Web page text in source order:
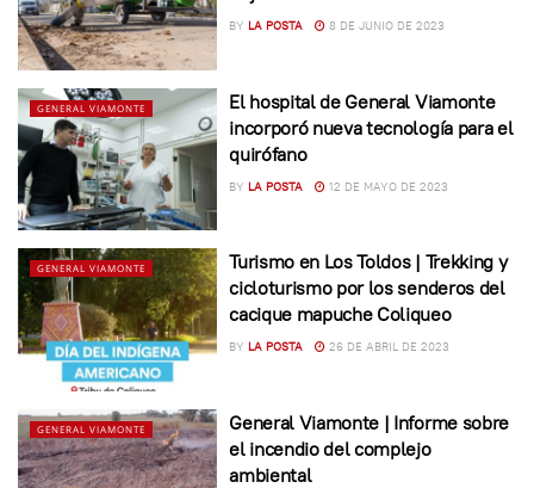
BY LA POSTA 8 DE JUNIO DE 2023
GENERAL VIAMONTE
El hospital de General Viamonte
incorporó nueva tecnología para el
quirófano
BY LA POSTA 12 DE MAYO DE 2023
GENERAL VIAMONTE
Turismo en Los Toldos | Trekking y
cicloturismo por los senderos del
cacique mapuche Coliqueo
BY LA POSTA 26 DE ABRIL DE 2023
GENERAL VIAMONTE
General Viamonte | Informe sobre
el incendio del complejo
ambiental